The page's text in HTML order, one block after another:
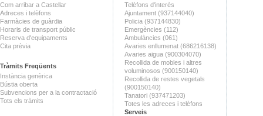
Com arribar a Castellar
Adreces i telèfons
Farmàcies de guàrdia
Horaris de transport públic
Reserva d'equipaments
Cita prèvia
Tràmits Freqüents
Instància genèrica
Bústia oberta
Subvencions per a la contractació
Tots els tràmits
Telèfons d'interès
Ajuntament (937144040)
Policia (937144830)
Emergències (112)
Ambulàncies (061)
Avaries enllumenat (686216138)
Avaries aigua (900304070)
Recollida de mobles i altres
voluminosos (900150140)
Recollida de restes vegetals
(900150140)
Tanatori (937471203)
Totes les adreces i telèfons
Serveis